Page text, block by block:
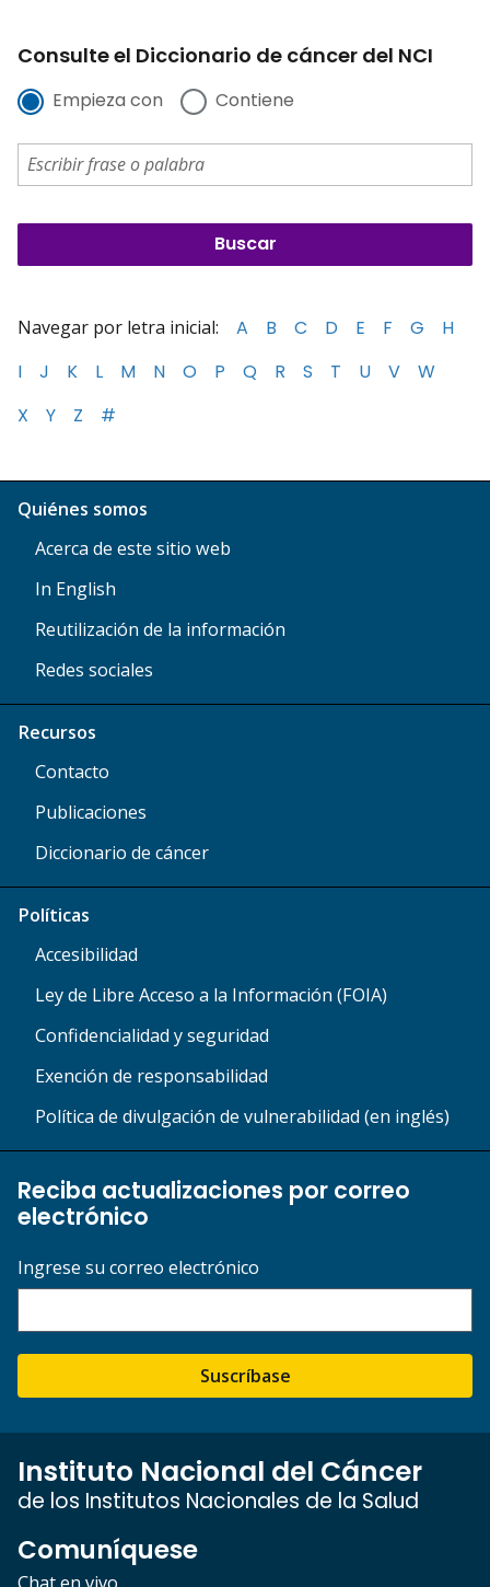
Consulte el Diccionario de cáncer del NCI
Empieza con Contiene
Navegar por letra inicial: A B C D E F G
H
I
J K L M N O P Q R S T U V
W
X
Y Z #
Quiénes somos
Acerca de este sitio web
In English
Reutilización de la información
Redes sociales
Recursos
Contacto
Publicaciones
Diccionario de cáncer
Políticas
Accesibilidad
Ley de Libre Acceso a la Información (FOIA)
Confidencialidad y seguridad
Exención de responsabilidad
Política de divulgación de vulnerabilidad (en inglés)
Reciba actualizaciones por correo
electrónico
Ingrese su correo electrónico
Suscríbase
Instituto Nacional del Cáncer
de los Institutos Nacionales de la Salud
Comuníquese